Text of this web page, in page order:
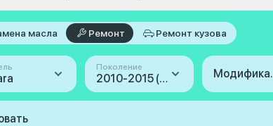
масла Ремонт Ремонт кузова
Поколение
2010-2015 (I, рестайлинг)